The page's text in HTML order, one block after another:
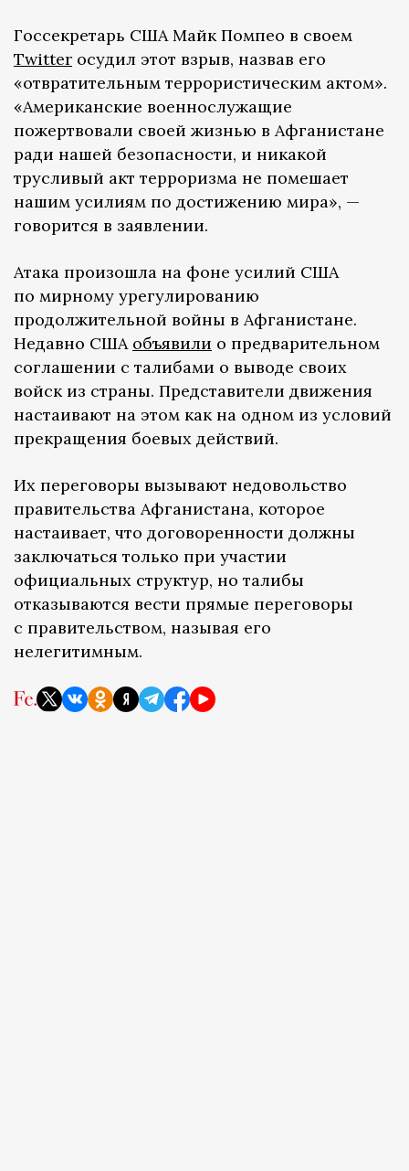
Госсекретарь США Майк Помпео в своем
Twitter осудил этот взрыв, назвав его
«отвратительным террористическим актом».
«Американские военнослужащие
пожертвовали своей жизнью в Афганистане
ради нашей безопасности, и никакой
трусливый акт терроризма не помешает
нашим усилиям по достижению мира», —
говорится в заявлении.
Атака произошла на фоне усилий США
по мирному урегулированию
продолжительной войны в Афганистане.
Недавно США объявили о предварительном
соглашении с талибами о выводе своих
войск из страны. Представители движения
настаивают на этом как на одном из условий
прекращения боевых действий.
Их переговоры вызывают недовольство
правительства Афганистана, которое
настаивает, что договоренности должны
заключаться только при участии
официальных структур, но талибы
отказываются вести прямые переговоры
с правительством, называя его
нелегитимным.